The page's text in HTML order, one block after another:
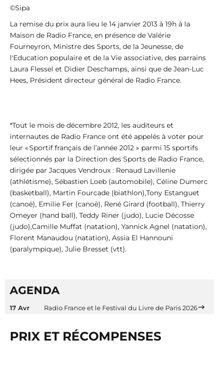
©Sipa
La remise du prix aura lieu le 14 janvier 2013 à 19h à la
Maison de Radio France, en présence de Valérie
Fourneyron, Ministre des Sports, de la Jeunesse, de
l'Education populaire et de la Vie associative, des parrains
Laura Flessel et Didier Deschamps, ainsi que de Jean-Luc
Hees, Président directeur général de Radio France.
*Tout le mois de décembre 2012, les auditeurs et
internautes de Radio France ont été appelés à voter pour
leur « Sportif français de l’année 2012 » parmi 15 sportifs
sélectionnés par la Direction des Sports de Radio France,
dirigée par Jacques Vendroux : Renaud Lavillenie
(athlétisme), Sébastien Loeb (automobile), Céline Dumerc
(basketball), Martin Fourcade (biathlon),Tony Estanguet
(canoë), Emilie Fer (canoë), René Girard (football), Thierry
Omeyer (hand ball), Teddy Riner (judo), Lucie Décosse
(judo),Camille Muffat (natation), Yannick Agnel (natation),
Florent Manaudou (natation), Assia El Hannouni
(paralympique), Julie Bresset (vtt).
AGENDA
17 Avr Radio France et le Festival du Livre de Paris 2026
PRIX ET RÉCOMPENSES